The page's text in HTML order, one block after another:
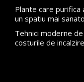
Plante care purifica
un spatiu mai
Tehnici moderne
costurile de